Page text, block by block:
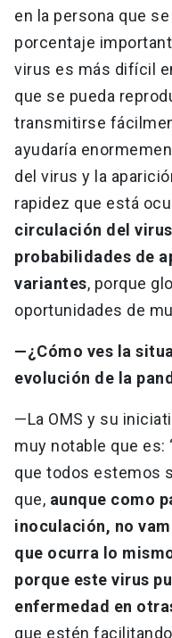
en la persona que
porcentaje
virus es más difícil
que se pueda
transmitirse
ayudaría
del virus y la
rapidez que está
circulación del
probabilidades de
variantes, porque
oportunidades de
—¿Cómo ves la
evolución de la
—La OMS y su
muy notable que es:
que todos estemos
que, aunque como
inoculación, no
que ocurra lo
porque este virus
enfermedad en
que estén